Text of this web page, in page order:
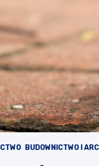
BUDOWNICTWO I